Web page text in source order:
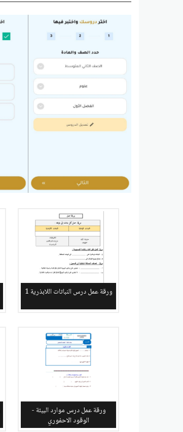
ورقة عمل درس النباتات اللابذرية 1
ورقة عمل درس موارد البيئة -
الوقود الاحفوري